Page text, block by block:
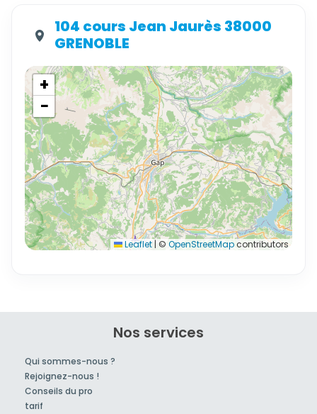
104 cours Jean Jaurès 38000
GRENOBLE
+
−
Leaflet | © OpenStreetMapcontributors
Nos services
Qui sommes-nous ?
Rejoignez-nous !
Conseils du pro
tarif